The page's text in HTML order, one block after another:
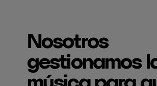
Nosotros
gestionamos